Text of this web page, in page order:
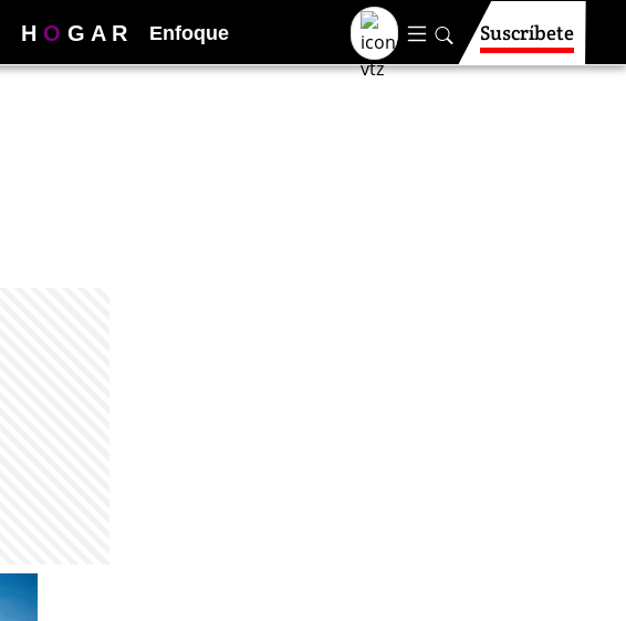
H O G A R Enfoque Suscríbete